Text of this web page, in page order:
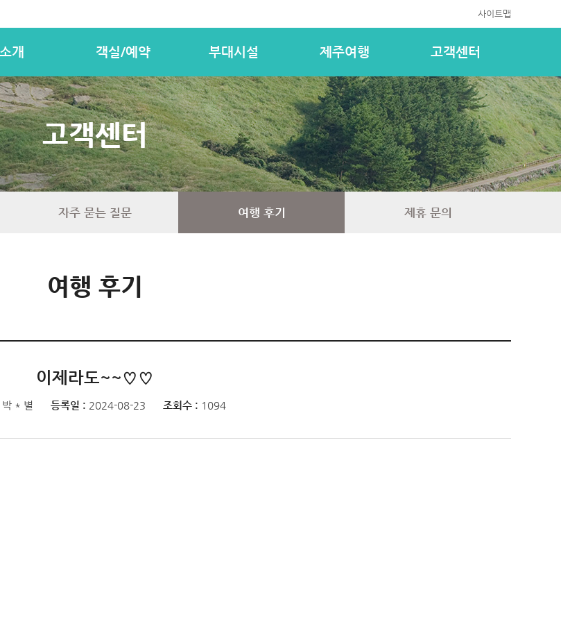
사이트맵
소개 객실/예약 부대시설 제주여행 고객센터
고객센터
자주 묻는 질문 여행 후기 제휴 문의
여행 후기
이제라도~~♡♡
박 * 별 등록일 : 2024-08-23 조회수 : 1094